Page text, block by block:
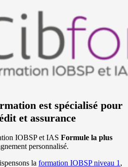
est spécialisé pour
et assurance
IOBSP et IASFormule la plus
personnalisé.
laformation IOBSP niveau 1 ,